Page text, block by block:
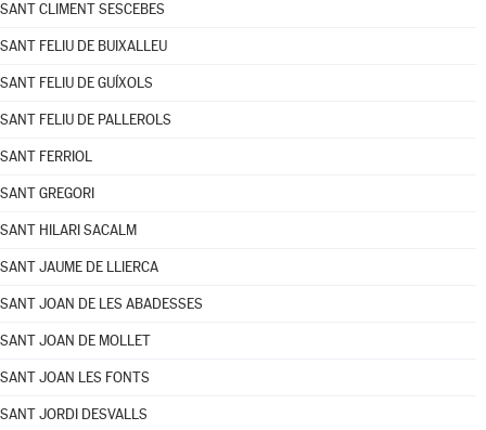
SANT CLIMENT SESCEBES
SANT FELIU DE BUIXALLEU
SANT FELIU DE GUÍXOLS
SANT FELIU DE PALLEROLS
SANT FERRIOL
SANT GREGORI
SANT HILARI SACALM
SANT JAUME DE LLIERCA
SANT JOAN DE LES ABADESSES
SANT JOAN DE MOLLET
SANT JOAN LES FONTS
SANT JORDI DESVALLS